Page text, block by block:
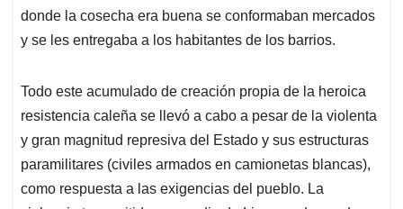
donde la cosecha era buena se conformaban mercados
y se les entregaba a los habitantes de los barrios.
Todo este acumulado de creación propia de la heroica
resistencia caleña se llevó a cabo a pesar de la violenta
y gran magnitud represiva del Estado y sus estructuras
paramilitares (civiles armados en camionetas blancas),
como respuesta a las exigencias del pueblo. La